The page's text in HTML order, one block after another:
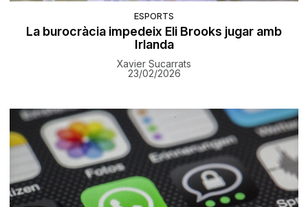
ESPORTS
La burocràcia impedeix Eli Brooks jugar amb
Irlanda
Xavier Sucarrats
23/02/2026